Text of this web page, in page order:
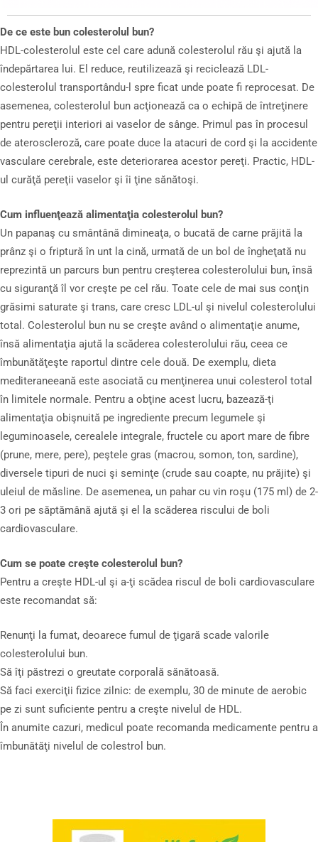
De ce este bun colesterolul bun?
HDL-colesterolul este cel care adună colesterolul rău şi ajută la
îndepărtarea lui. El reduce, reutilizează şi reciclează LDL-
colesterolul transportându-l spre ficat unde poate fi reprocesat. De
asemenea, colesterolul bun acţionează ca o echipă de întreţinere
pentru pereţii interiori ai vaselor de sânge. Primul pas în procesul
de ateroscleroză, care poate duce la atacuri de cord şi la accidente
vasculare cerebrale, este deteriorarea acestor pereţi. Practic, HDL-
ul curăţă pereţii vaselor şi îi ţine sănătoşi.
Cum influenţează alimentaţia colesterolul bun?
Un papanaş cu smântână dimineaţa, o bucată de carne prăjită la
prânz şi o friptură în unt la cină, urmată de un bol de îngheţată nu
reprezintă un parcurs bun pentru creşterea colesterolului bun, însă
cu siguranţă îl vor creşte pe cel rău. Toate cele de mai sus conţin
grăsimi saturate şi trans, care cresc LDL-ul şi nivelul colesterolului
total. Colesterolul bun nu se creşte având o alimentaţie anume,
însă alimentaţia ajută la scăderea colesterolului rău, ceea ce
îmbunătăţeşte raportul dintre cele două. De exemplu, dieta
mediteraneeană este asociată cu menţinerea unui colesterol total
în limitele normale. Pentru a obţine acest lucru, bazează-ţi
alimentaţia obişnuită pe ingrediente precum legumele şi
leguminoasele, cerealele integrale, fructele cu aport mare de fibre
(prune, mere, pere), peştele gras (macrou, somon, ton, sardine),
diversele tipuri de nuci şi seminţe (crude sau coapte, nu prăjite) şi
uleiul de măsline. De asemenea, un pahar cu vin roşu (175 ml) de 2-
3 ori pe săptămână ajută şi el la scăderea riscului de boli
cardiovasculare.
Cum se poate creşte colesterolul bun?
Pentru a creşte HDL-ul şi a-ţi scădea riscul de boli cardiovasculare
este recomandat să:
Renunţi la fumat, deoarece fumul de ţigară scade valorile
colesterolului bun.
Să îţi păstrezi o greutate corporală sănătoasă.
Să faci exerciţii fizice zilnic: de exemplu, 30 de minute de aerobic
pe zi sunt suficiente pentru a creşte nivelul de HDL.
În anumite cazuri, medicul poate recomanda medicamente pentru a
îmbunătăţi nivelul de colestrol bun.